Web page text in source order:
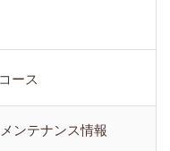
ース
メンテナンス情報